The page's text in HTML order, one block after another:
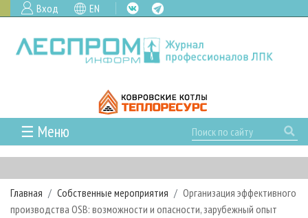
Вход EN
☰ Меню
ГЛАВНАЯ
РУБРИКИ И ТЕМЫ
РУБРИКИ ЖУРНАЛА
НОВОСТИ
Главная Собственные мероприятия
Организация эффективного
производства OSB: возможности и опасности, зарубежный опыт